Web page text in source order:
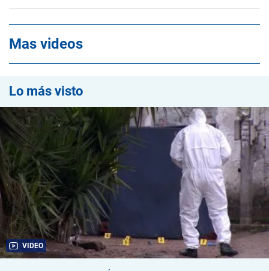
Mas videos
Lo más visto
VIDEO